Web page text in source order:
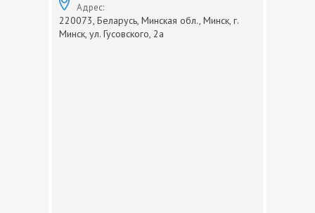
Адрес:
220073, Беларусь, Минская обл., Минск, г.
Минск, ул. Гусовского, 2а